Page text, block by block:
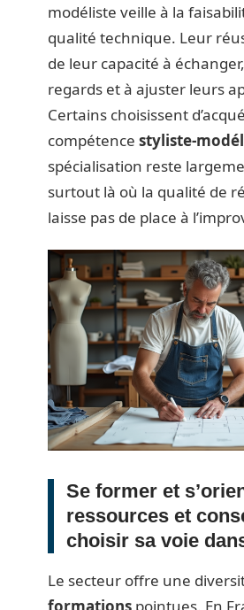
modéliste veille à la
qualité technique. Leur
de leur capacité à
regards et à ajuster leurs
Certains choisissent
compétence styliste-
spécialisation reste
surtout là où la qualité de
laisse pas de place à
Se former et
ressources et
choisir sa voie
Le secteur offre une
formations pointues. En